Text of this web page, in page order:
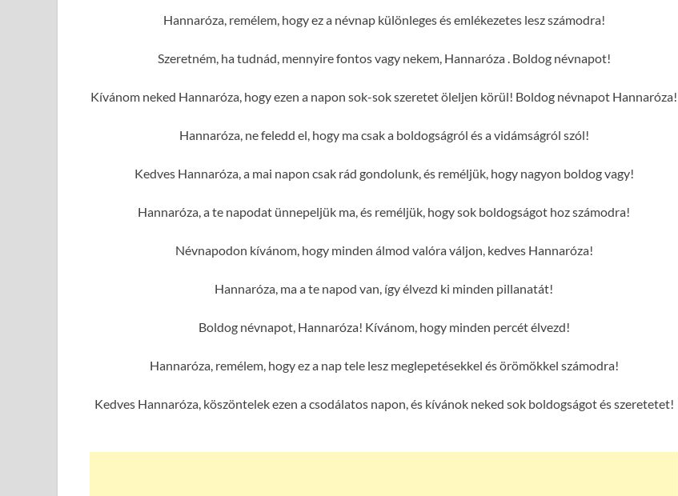
Hannaróza, remélem, hogy ez a névnap különleges és emlékezetes lesz számodra!
Szeretném, ha tudnád, mennyire fontos vagy nekem, Hannaróza . Boldog névnapot!
Kívánom neked Hannaróza, hogy ezen a napon sok-sok szeretet öleljen körül! Boldog névnapot Hannaróza!
Hannaróza, ne feledd el, hogy ma csak a boldogságról és a vidámságról szól!
Kedves Hannaróza, a mai napon csak rád gondolunk, és reméljük, hogy nagyon boldog vagy!
Hannaróza, a te napodat ünnepeljük ma, és reméljük, hogy sok boldogságot hoz számodra!
Névnapodon kívánom, hogy minden álmod valóra váljon, kedves Hannaróza!
Hannaróza, ma a te napod van, így élvezd ki minden pillanatát!
Boldog névnapot, Hannaróza! Kívánom, hogy minden percét élvezd!
Hannaróza, remélem, hogy ez a nap tele lesz meglepetésekkel és örömökkel számodra!
Kedves Hannaróza, köszöntelek ezen a csodálatos napon, és kívánok neked sok boldogságot és szeretetet!